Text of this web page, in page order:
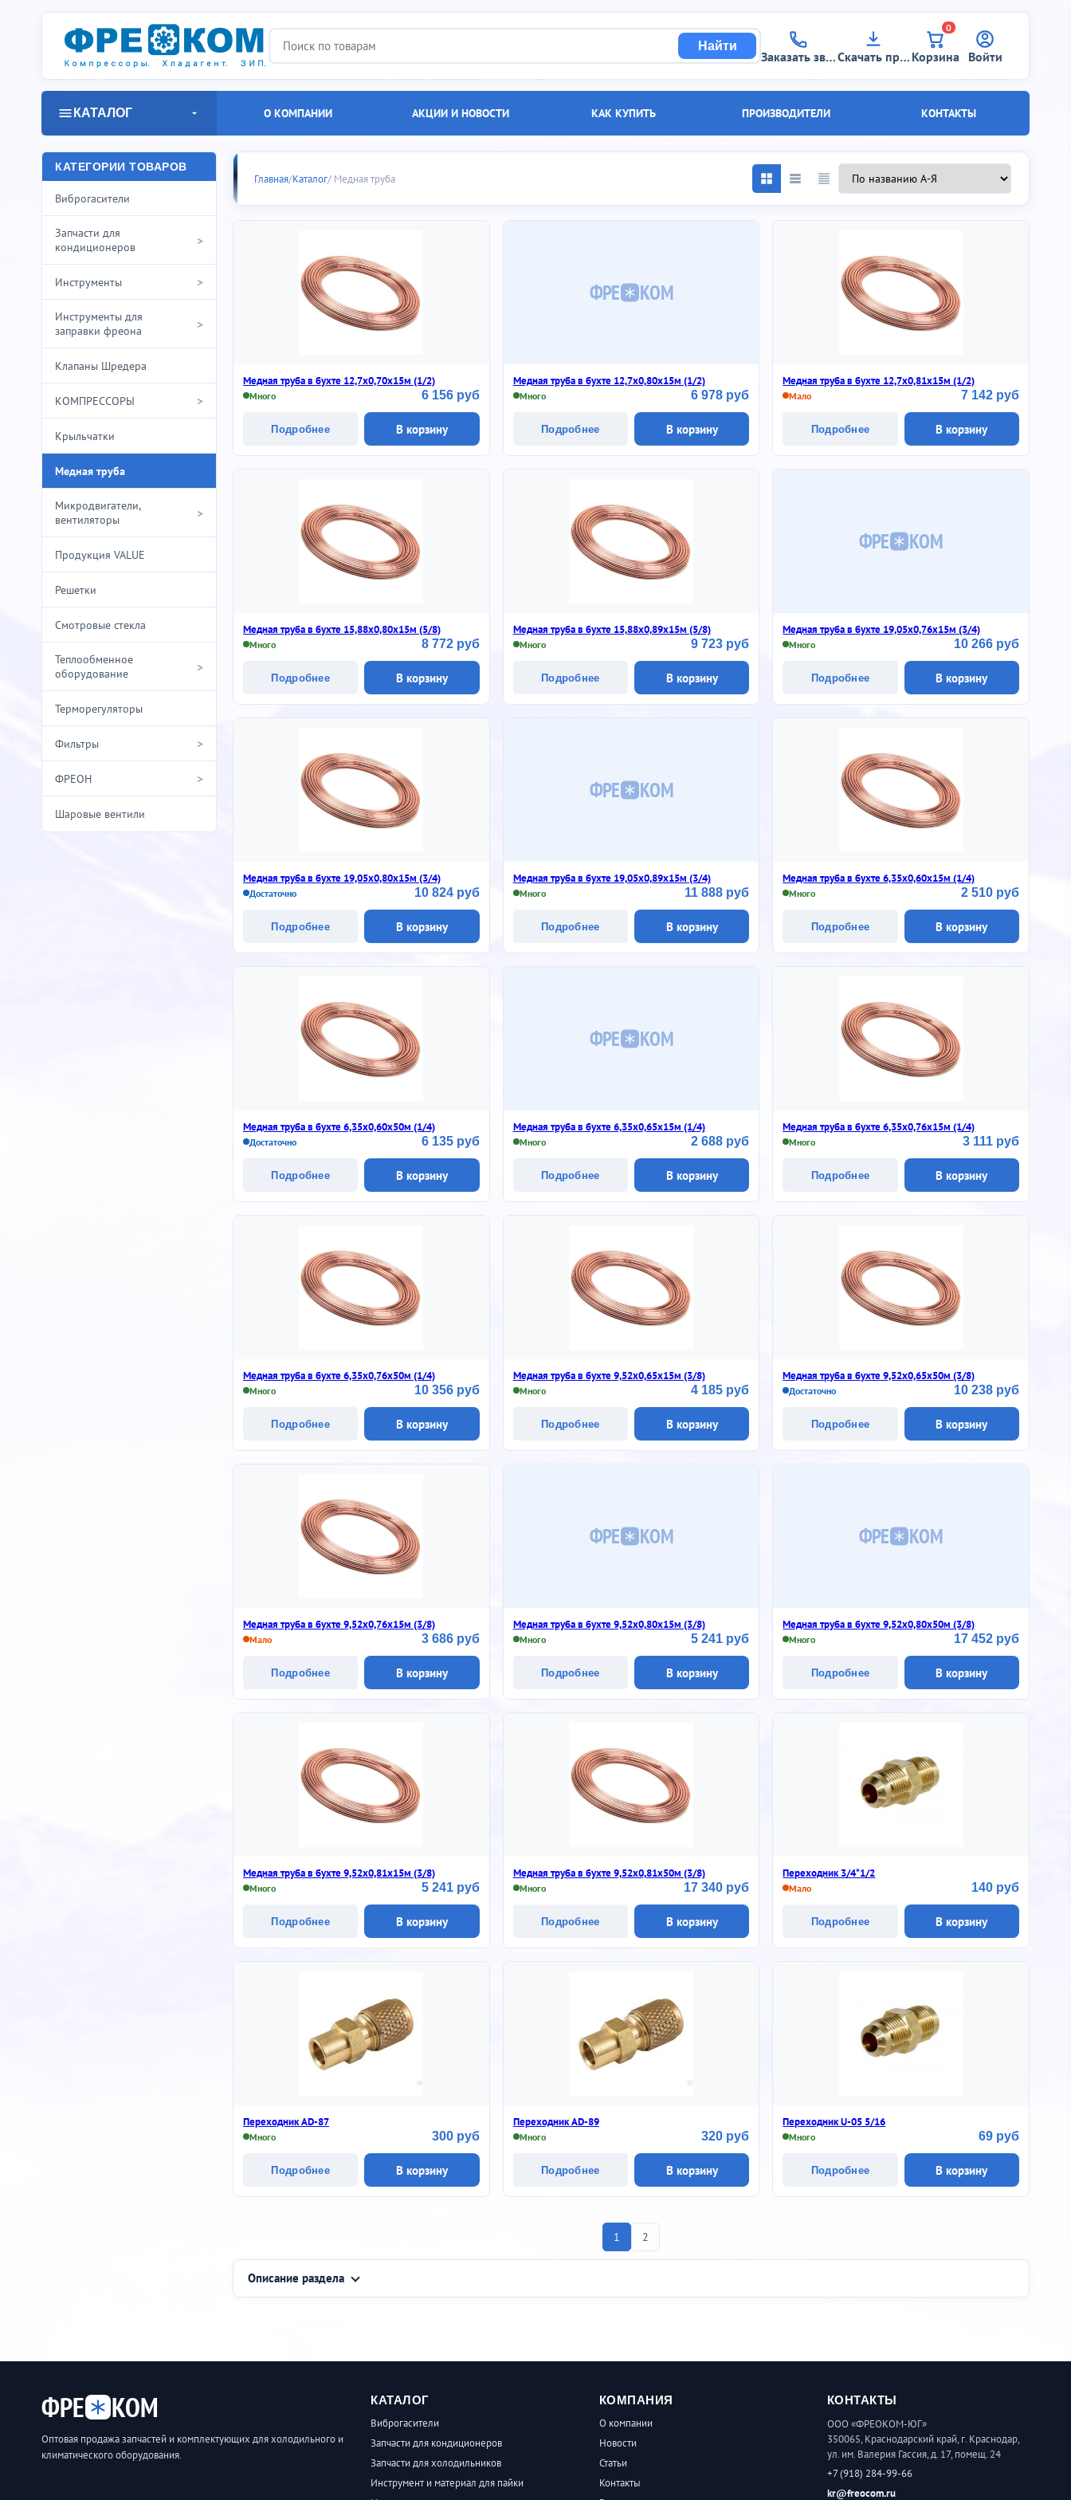
Найти
Заказать звонокСкачать прайс
0
Корзина Войти
КАТАЛОГ О КОМПАНИИ АКЦИИ И НОВОСТИ КАК КУПИТЬ ПРОИЗВОДИТЕЛИ КОНТАКТЫ
КАТЕГОРИИ ТОВАРОВ
Виброгасители
Запчасти для
кондиционеров
>
Инструменты >
Инструменты для
заправки фреона
>
Клапаны Шредера
КОМПРЕССОРЫ >
Крыльчатки
Медная труба
Микродвигатели,
вентиляторы
>
Продукция VALUE
Решетки
Смотровые стекла
Теплообменное
оборудование
>
Терморегуляторы
Фильтры >
ФРЕОН >
Шаровые вентили
Медная труба
Главная/Каталог/ Медная труба
Медная труба в бухте 12,7х0,70х15м (1/2)
Много 6 156 руб
Подробнее В корзину
ФРЕ КОМ
Медная труба в бухте 12,7х0,80х15м (1/2)
Много 6 978 руб
Подробнее В корзину
Медная труба в бухте 12,7х0,81х15м (1/2)
Мало 7 142 руб
Подробнее В корзину
Медная труба в бухте 15,88х0,80х15м (5/8)
Много 8 772 руб
Подробнее В корзину
Медная труба в бухте 15,88х0,89х15м (5/8)
Много 9 723 руб
Подробнее В корзину
ФРЕ КОМ
Медная труба в бухте 19,05х0,76х15м (3/4)
Много 10 266 руб
Подробнее В корзину
Медная труба в бухте 19,05х0,80х15м (3/4)
Достаточно 10 824 руб
Подробнее В корзину
ФРЕ КОМ
Медная труба в бухте 19,05х0,89х15м (3/4)
Много 11 888 руб
Подробнее В корзину
Медная труба в бухте 6,35х0,60х15м (1/4)
Много 2 510 руб
Подробнее В корзину
Медная труба в бухте 6,35х0,60х50м (1/4)
Достаточно 6 135 руб
Подробнее В корзину
ФРЕ КОМ
Медная труба в бухте 6,35х0,65х15м (1/4)
Много 2 688 руб
Подробнее В корзину
Медная труба в бухте 6,35х0,76х15м (1/4)
Много 3 111 руб
Подробнее В корзину
Медная труба в бухте 6,35х0,76х50м (1/4)
Много 10 356 руб
Подробнее В корзину
Медная труба в бухте 9,52х0,65х15м (3/8)
Много 4 185 руб
Подробнее В корзину
Медная труба в бухте 9,52х0,65х50м (3/8)
Достаточно 10 238 руб
Подробнее В корзину
Медная труба в бухте 9,52х0,76х15м (3/8)
Мало 3 686 руб
Подробнее В корзину
ФРЕ КОМ
Медная труба в бухте 9,52х0,80х15м (3/8)
Много 5 241 руб
Подробнее В корзину
ФРЕ КОМ
Медная труба в бухте 9,52х0,80х50м (3/8)
Много 17 452 руб
Подробнее В корзину
Медная труба в бухте 9,52х0,81х15м (3/8)
Много 5 241 руб
Подробнее В корзину
Медная труба в бухте 9,52х0,81х50м (3/8)
Много 17 340 руб
Подробнее В корзину
Переходник 3/4*1/2
Мало 140 руб
Подробнее В корзину
Переходник AD-87
Много 300 руб
Подробнее В корзину
Переходник AD-89
Много 320 руб
Подробнее В корзину
Переходник U-05 5/16
Много 69 руб
Подробнее В корзину
1 2
Описание раздела
ФРЕ КОМ
Оптовая продажа запчастей и комплектующих для холодильного и
климатического оборудования.
КАТАЛОГ
Виброгасители
Запчасти для кондиционеров
Запчасти для холодильников
Инструмент и материал для пайки
КОМПАНИЯ
О компании
Новости
Статьи
Контакты
КОНТАКТЫ
ООО «ФРЕОКОМ-ЮГ»
350065, Краснодарский край, г. Краснодар,
ул. им. Валерия Гассия, д. 17, помещ. 24
+7 (918) 284-99-66
kr@freocom.ru